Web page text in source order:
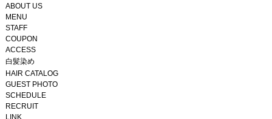
ABOUT US
MENU
STAFF
COUPON
ACCESS
白髪染め
HAIR CATALOG
GUEST PHOTO
SCHEDULE
RECRUIT
LINK